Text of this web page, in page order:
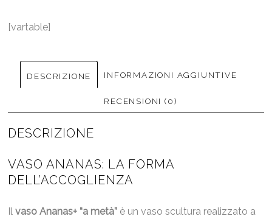
[vartable]
DESCRIZIONE INFORMAZIONI AGGIUNTIVE
RECENSIONI (0)
DESCRIZIONE
VASO ANANAS: LA FORMA
DELL’ACCOGLIENZA
Ilvaso Ananas+ “a metà” è un vaso scultura realizzato a